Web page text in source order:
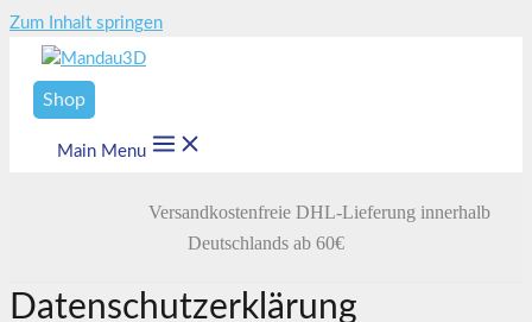
Zum Inhalt springen
Shop
Main Menu
Versandkostenfreie DHL-Lieferung innerhalb
Deutschlands ab 60€
Datenschutzerklärung